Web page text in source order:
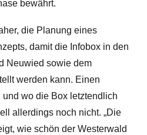
bewährt.
die Planung eines
damit die Infobox in den
Neuwied sowie dem
werden kann. Einen
wo die Box letztendlich
allerdings noch nicht. „Die
wie schön der Westerwald